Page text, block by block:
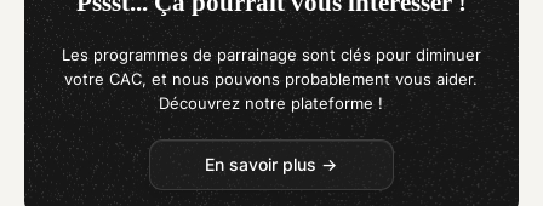
Les programmes de parrainage sont clés pour diminuer
votre CAC, et nous pouvons probablement vous aider.
Découvrez notre plateforme !
En savoir plus →